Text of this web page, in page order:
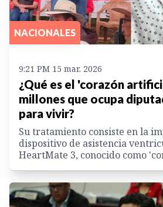
NACIONALES
9:21 PM 15 mar. 2026
¿Qué es el 'corazón
millones que ocupa
para vivir?
Su tratamiento consiste en la
dispositivo de asistencia
HeartMate 3, conocido como